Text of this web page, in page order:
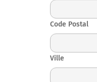
Code Postal
Ville